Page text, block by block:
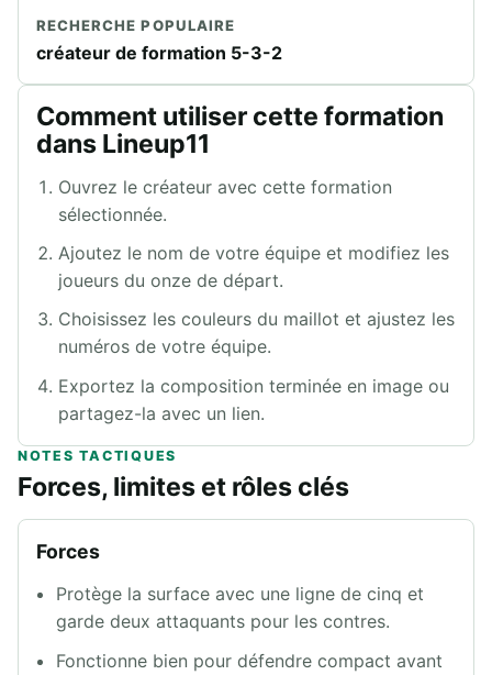
RECHERCHE POPULAIRE
créateur de formation 5-3-2
Comment utiliser cette formation
dans Lineup11
Ouvrez le créateur avec cette formation
sélectionnée.
Ajoutez le nom de votre équipe et modifiez les
joueurs du onze de départ.
Choisissez les couleurs du maillot et ajustez les
numéros de votre équipe.
Exportez la composition terminée en image ou
partagez-la avec un lien.
NOTES TACTIQUES
Forces, limites et rôles clés
Forces
Protège la surface avec une ligne de cinq et
garde deux attaquants pour les contres.
Fonctionne bien pour défendre compact avant